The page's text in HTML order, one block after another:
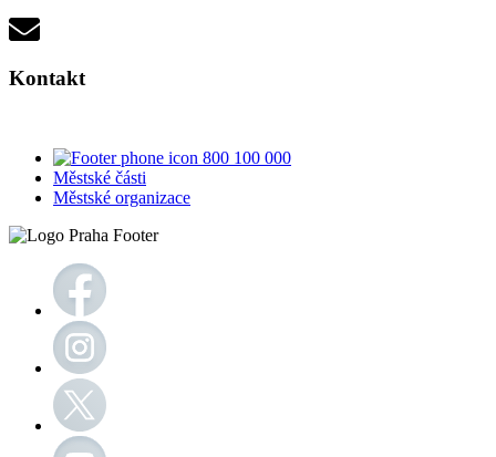
Kontakt
800 100 000
Městské části
Městské organizace